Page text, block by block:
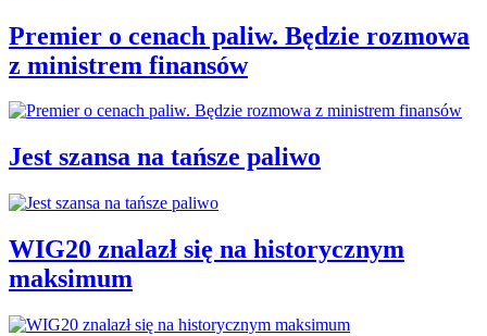
Premier o cenach paliw. Będzie rozmowa
z ministrem finansów
Jest szansa na tańsze paliwo
WIG20 znalazł się na historycznym
maksimum